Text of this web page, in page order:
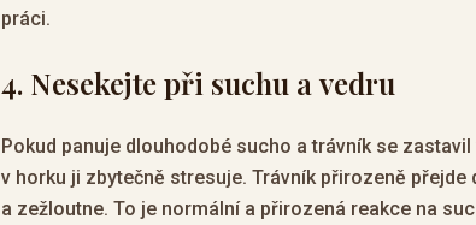
práci.
4. Nesekejte při suchu a vedru
Pokud panuje dlouhodobé sucho a trávník se
v horku ji zbytečně stresuje. Trávník přirozeně
a zežloutne. To je normální a přirozená reakce na